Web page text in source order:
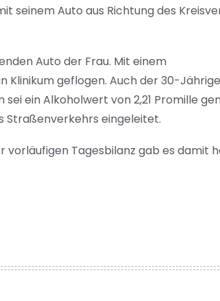
seinem Auto aus Richtung des
Auto der Frau. Mit einem
Klinikum geflogen. Auch der 30-
ein Alkoholwert von 2,21 Promille
Straßenverkehrs eingeleitet.
Tagesbilanz gab es damit